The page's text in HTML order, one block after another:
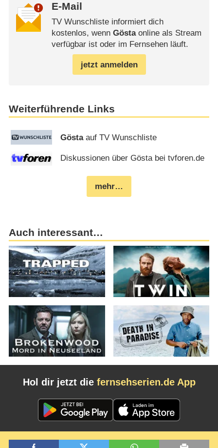
E-Mail
TV Wunschliste informiert dich
kostenlos, wenn Göstaonline als Stream
verfügbar ist oder im Fernsehen läuft.
jetzt anmelden
Weiterführende Links
Göstaauf TV Wunschliste
Diskussionen über Gösta bei tvforen.de
mehr…
Auch interessant…
Hol dir jetzt die fernsehserien.de App